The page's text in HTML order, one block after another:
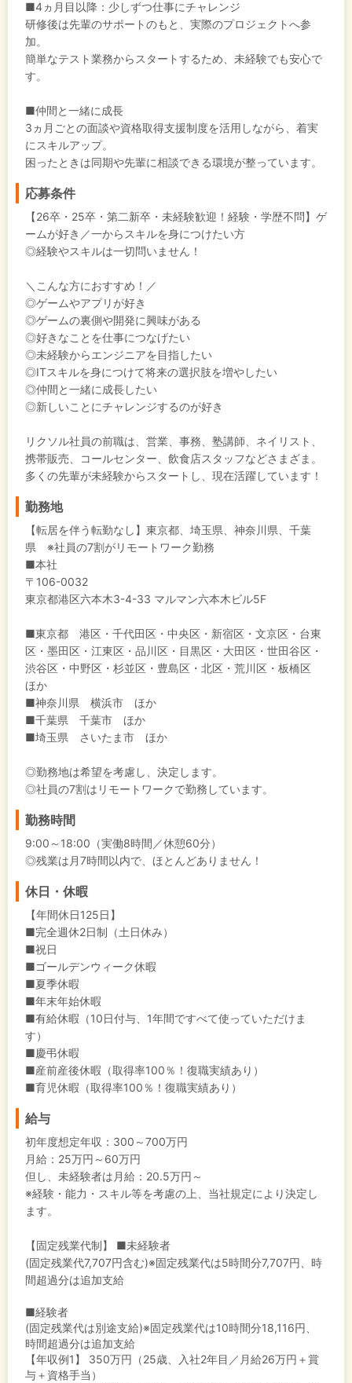
■4ヵ月目以降：少しずつ仕事にチャレンジ
研修後は先輩のサポートのもと、実際のプロジェクトへ参
加。
簡単なテスト業務からスタートするため、未経験でも安心で
す。
■仲間と一緒に成長
3ヵ月ごとの面談や資格取得支援制度を活用しながら、着実
にスキルアップ。
困ったときは同期や先輩に相談できる環境が整っています。
応募条件
【26卒・25卒・第二新卒・未経験歓迎！経験・学歴不問】ゲ
ームが好き／一からスキルを身につけたい方
◎経験やスキルは一切問いません！
＼こんな方におすすめ！／
◎ゲームやアプリが好き
◎ゲームの裏側や開発に興味がある
◎好きなことを仕事につなげたい
◎未経験からエンジニアを目指したい
◎ITスキルを身につけて将来の選択肢を増やしたい
◎仲間と一緒に成長したい
◎新しいことにチャレンジするのが好き
リクソル社員の前職は、営業、事務、塾講師、ネイリスト、
携帯販売、コールセンター、飲食店スタッフなどさまざま。
多くの先輩が未経験からスタートし、現在活躍しています！
勤務地
【転居を伴う転勤なし】東京都、埼玉県、神奈川県、千葉
県 ※社員の7割がリモートワーク勤務
■本社
〒106-0032
東京都港区六本木3-4-33 マルマン六本木ビル5F
■東京都 港区・千代田区・中央区・新宿区・文京区・台東
区・墨田区・江東区・品川区・目黒区・大田区・世田谷区・
渋谷区・中野区・杉並区・豊島区・北区・荒川区・板橋区
ほか
■神奈川県 横浜市 ほか
■千葉県 千葉市 ほか
■埼玉県 さいたま市 ほか
◎勤務地は希望を考慮し、決定します。
◎社員の7割はリモートワークで勤務しています。
勤務時間
9:00～18:00（実働8時間／休憩60分）
◎残業は月7時間以内で、ほとんどありません！
休日・休暇
【年間休日125日】
■完全週休2日制（土日休み）
■祝日
■ゴールデンウィーク休暇
■夏季休暇
■年末年始休暇
■有給休暇（10日付与、1年間ですべて使っていただけま
す）
■慶弔休暇
■産前産後休暇（取得率100％！復職実績あり）
■育児休暇（取得率100％！復職実績あり）
給与
初年度想定年収： 300～700万円
月給：25万円～60万円
但し、未経験者は月給：20.5万円～
※経験・能力・スキル等を考慮の上、当社規定により決定し
ます。
【固定残業代制】
■未経験者
(固定残業代7,707円含む)※固定残業代は5時間分7,707円、時
間超過分は追加支給
■経験者
(固定残業代は別途支給)※固定残業代は10時間分18,116円、
時間超過分は追加支給
【年収例1】
350万円（25歳、入社2年目／月給26万円＋賞
与＋資格手当）